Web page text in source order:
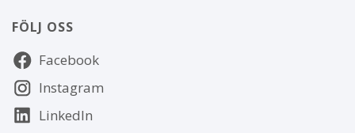
FÖLJ OSS
Följ
oss Facebook
Instagram
LinkedIn